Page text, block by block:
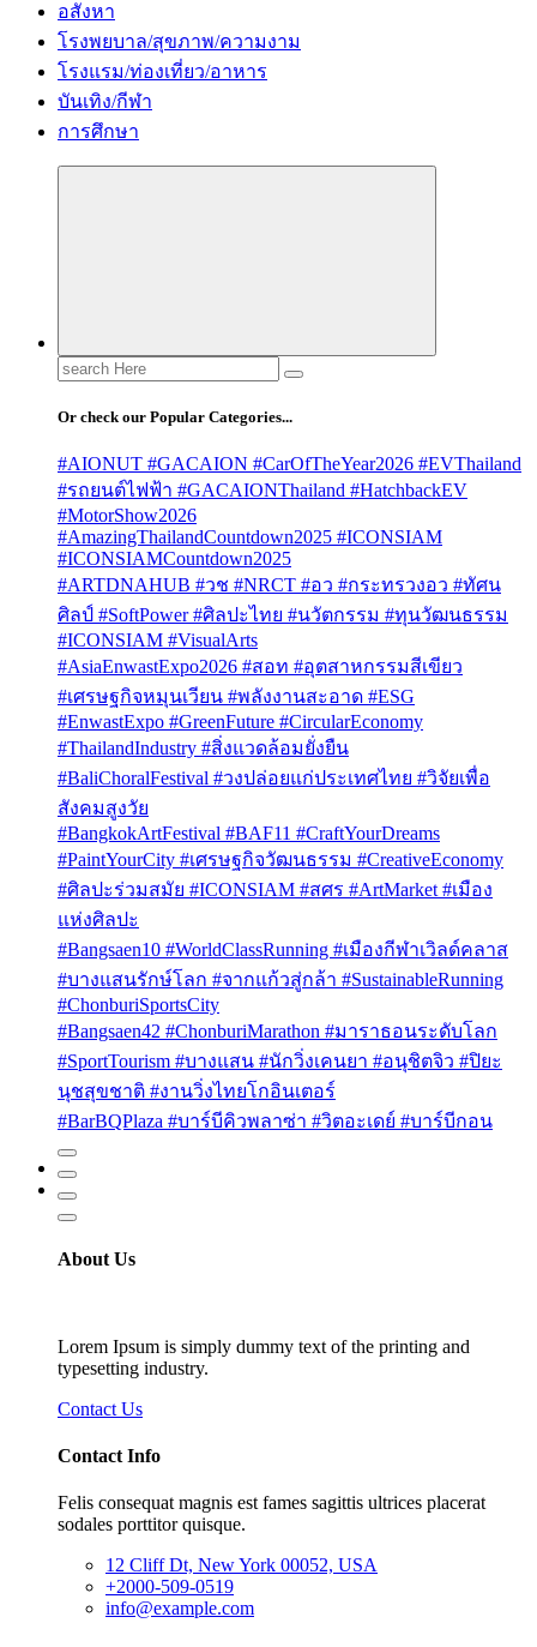
อสังหา
โรงพยบาล/สุขภาพ/ความงาม
โรงแรม/ท่องเที่ยว/อาหาร
บันเทิง/กีฬา
การศึกษา
Search
for:
Or check our Popular Categories...
#AIONUT #GACAION #CarOfTheYear2026 #EVThailand
#รถยนต์ไฟฟ้า #GACAIONThailand #HatchbackEV
#MotorShow2026
#AmazingThailandCountdown2025 #ICONSIAM
#ICONSIAMCountdown2025
#ARTDNAHUB #วช #NRCT #อว #กระทรวงอว #ทัศน
ศิลป์ #SoftPower #ศิลปะไทย #นวัตกรรม #ทุนวัฒนธรรม
#ICONSIAM #VisualArts
#AsiaEnwastExpo2026 #สอท #อุตสาหกรรมสีเขียว
#เศรษฐกิจหมุนเวียน #พลังงานสะอาด #ESG
#EnwastExpo #GreenFuture #CircularEconomy
#ThailandIndustry #สิ่งแวดล้อมยั่งยืน
#BaliChoralFestival #วงปล่อยแก่ประเทศไทย #วิจัยเพื่อ
สังคมสูงวัย
#BangkokArtFestival #BAF11 #CraftYourDreams
#PaintYourCity #เศรษฐกิจวัฒนธรรม #CreativeEconomy
#ศิลปะร่วมสมัย #ICONSIAM #สศร #ArtMarket #เมือง
แห่งศิลปะ
#Bangsaen10 #WorldClassRunning #เมืองกีฬาเวิลด์คลาส
#บางแสนรักษ์โลก #จากแก้วสู่กล้า #SustainableRunning
#ChonburiSportsCity
#Bangsaen42 #ChonburiMarathon #มาราธอนระดับโลก
#SportTourism #บางแสน #นักวิ่งเคนยา #อนุชิตจิว #ปิยะ
นุชสุขชาติ #งานวิ่งไทยโกอินเตอร์
#BarBQPlaza #บาร์บีคิวพลาซ่า #วิตอะเดย์ #บาร์บีกอน
About Us
Lorem Ipsum is simply dummy text of the printing and
typesetting industry.
Contact Us
Contact Info
Felis consequat magnis est fames sagittis ultrices placerat
sodales porttitor quisque.
12 Cliff Dt, New York 00052, USA
+2000-509-0519
info@example.com